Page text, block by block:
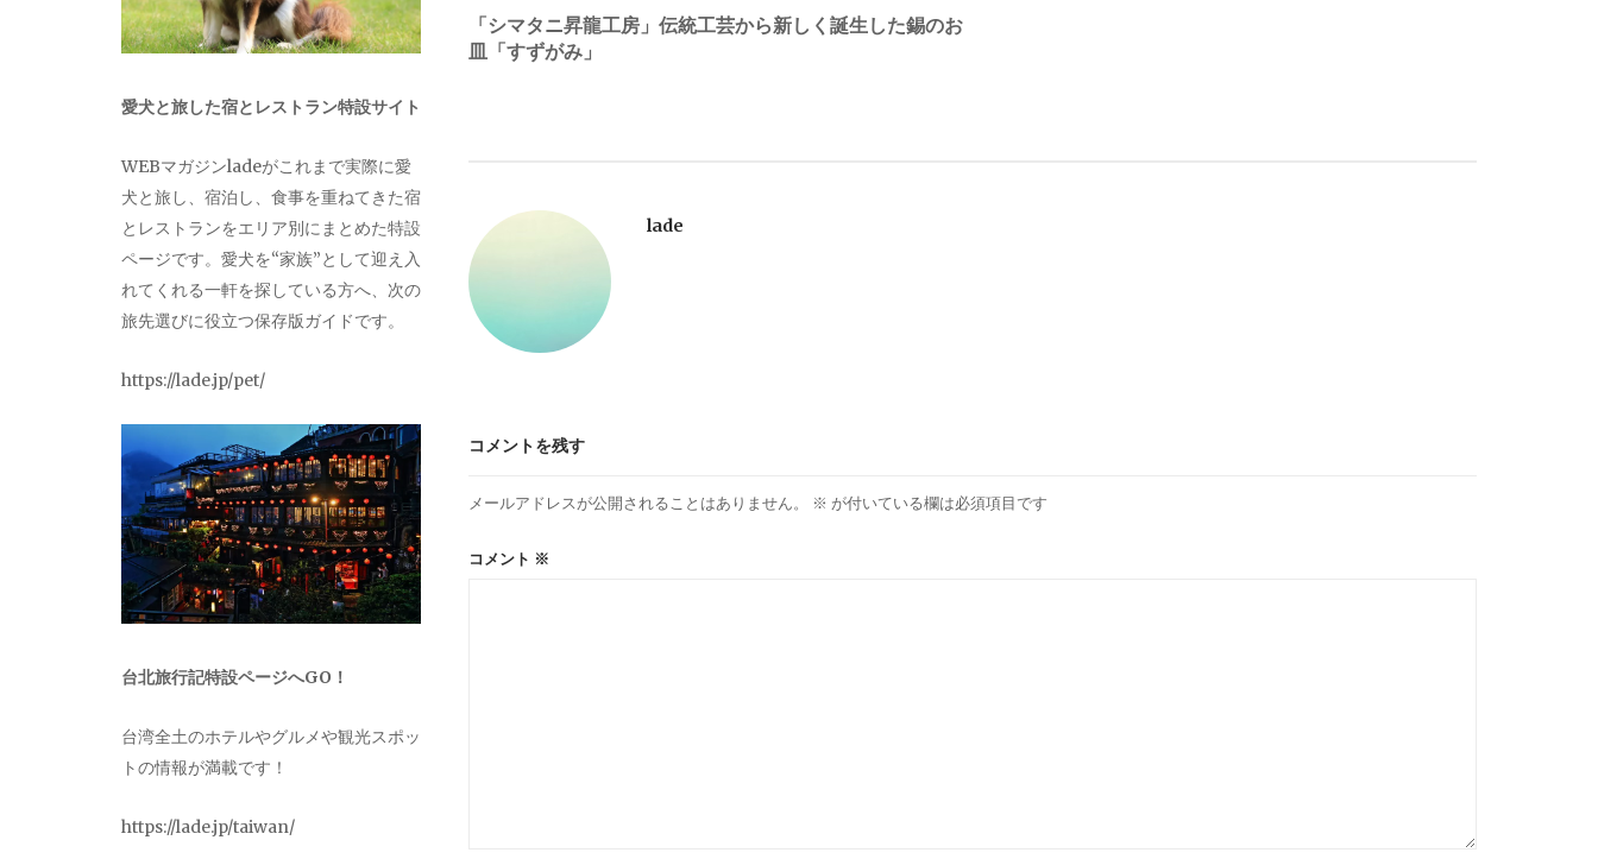
稿
ゲ
ー
シ
ン
「シマタニ昇龍工房」伝統工芸から新しく誕生した錫のお
皿「すずがみ」
lade
コメントを残す
メールアドレスが公開されることはありません。 ※ が付いている欄は必須項目です
コメント ※
愛犬と旅した宿とレストラン特設サイト
WEBマガジンladeがこれまで実際に愛
犬と旅し、宿泊し、食事を重ねてきた宿
とレストランをエリア別にまとめた特設
ページです。愛犬を“家族”として迎え入
れてくれる一軒を探している方へ、次の
旅先選びに役立つ保存版ガイドです。
https://lade.jp/pet/
台北旅行記特設ページへGO！
台湾全土のホテルやグルメや観光スポッ
トの情報が満載です！
https://lade.jp/taiwan/